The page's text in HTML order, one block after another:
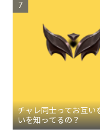
チャレ同士ってお互い
いを知ってるの？